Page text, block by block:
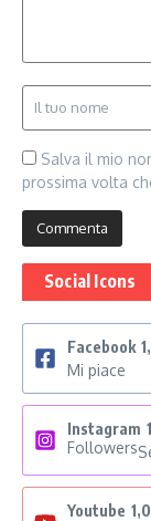
Salva il mio
prossima volta
Social Icons
Facebook
Mi piace
Instagram
Followers
Youtube